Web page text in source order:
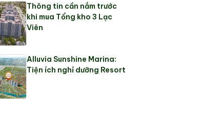
Thông tin cần nắm trước
khi mua Tổng kho 3 Lạc
Viên
Alluvia Sunshine Marina:
Tiện ích nghỉ dưỡng Resort